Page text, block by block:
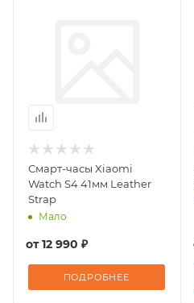
Смарт-часы Xiaomi
Watch S4 41мм Leather
Strap
Мало
от12 990 ₽
ПОДРОБНЕЕ